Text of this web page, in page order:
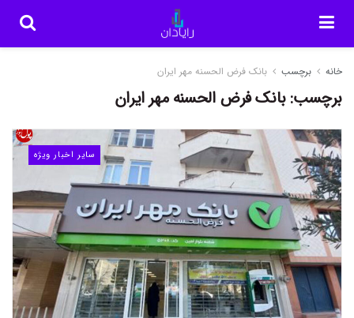
خانه برچسب بانک فرض الحسنه مهر ایران
برچسب:بانک فرض الحسنه مهر ایران
سایر اخبار ویژه